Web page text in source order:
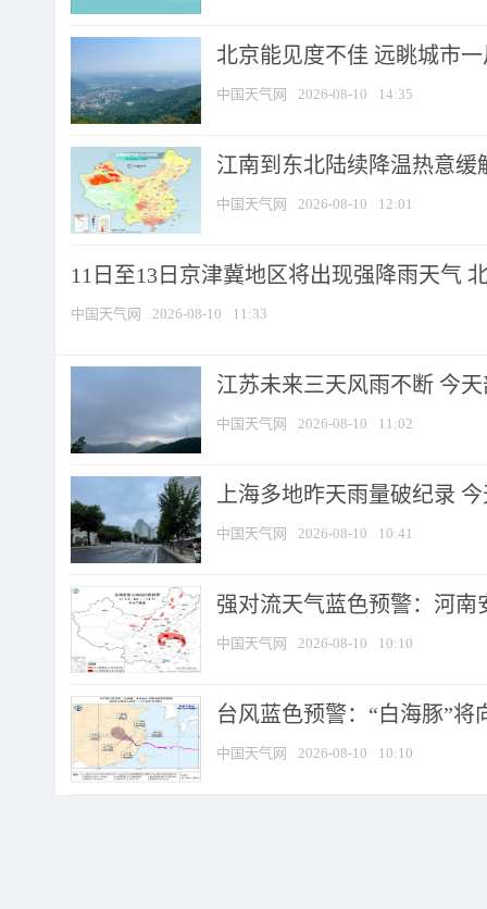
北京能见度不佳 远眺城市
中国天气网 2026-08-10 14:35
江南到东北陆续降温热意缓
中国天气网 2026-08-10 12:01
11日至13日京津冀地区将出现强降雨天气
中国天气网 2026-08-10 11:33
江苏未来三天风雨不断 今
中国天气网 2026-08-10 11:02
上海多地昨天雨量破纪录
中国天气网 2026-08-10 10:41
强对流天气蓝色预警：河南
中国天气网 2026-08-10 10:10
台风蓝色预警：“白海豚”
中国天气网 2026-08-10 10:10